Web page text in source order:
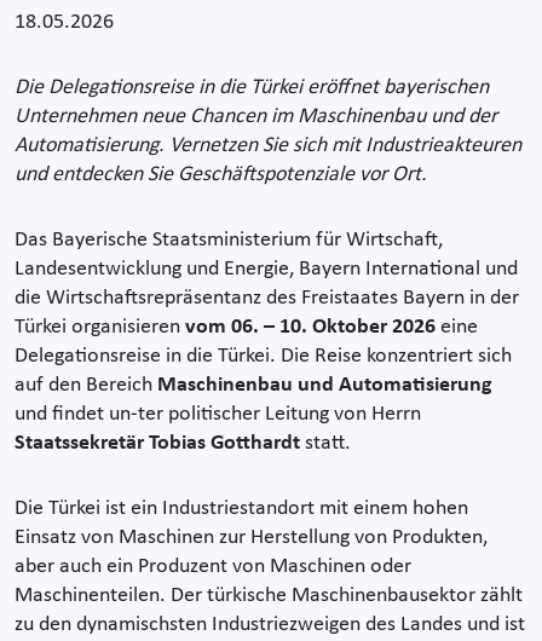
18.05.2026
Die Delegationsreise in die Türkei eröffnet bayerischen
Unternehmen neue Chancen im Maschinenbau und der
Automatisierung. Vernetzen Sie sich mit Industrieakteuren
und entdecken Sie Geschäftspotenziale vor Ort.
Das Bayerische Staatsministerium für Wirtschaft,
Landesentwicklung und Energie, Bayern International und
die Wirtschaftsrepräsentanz des Freistaates Bayern in der
Türkei organisieren vom 06. – 10. Oktober 2026 eine
Delegationsreise in die Türkei. Die Reise konzentriert sich
auf den Bereich Maschinenbau und Automatisierung
und findet un-ter politischer Leitung von Herrn
Staatssekretär Tobias Gotthardt statt.
Die Türkei ist ein Industriestandort mit einem hohen
Einsatz von Maschinen zur Herstellung von Produkten,
aber auch ein Produzent von Maschinen oder
Maschinenteilen. Der türkische Maschinenbausektor zählt
zu den dynamischsten Industriezweigen des Landes und ist